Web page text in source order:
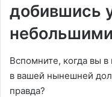
добившись
Вспомните, когда вы
в вашей нынешней
правда?